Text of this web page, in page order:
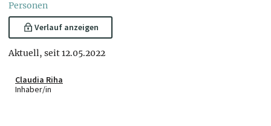
Personen
Verlauf anzeigen
Aktuell, seit 12.05.2022
Claudia Riha
Inhaber/in